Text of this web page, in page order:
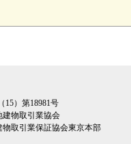
15）第18981号
建物取引業協会
物取引業保証協会東京本部